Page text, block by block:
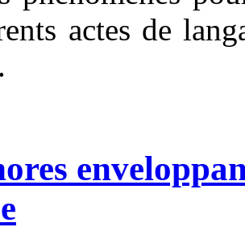
actes de